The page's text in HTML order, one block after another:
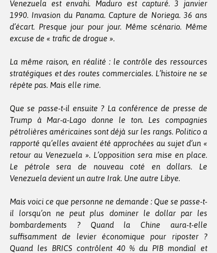
Venezuela est envahi. Maduro est capturé. 3 janvier
1990. Invasion du Panama. Capture de Noriega. 36 ans
d’écart. Presque jour pour jour. Même scénario. Même
excuse de « trafic de drogue ».
La même raison, en réalité : le contrôle des ressources
stratégiques et des routes commerciales. L’histoire ne se
répète pas. Mais elle rime.
Que se passe-t-il ensuite ? La conférence de presse de
Trump à Mar-a-Lago donne le ton. Les compagnies
pétrolières américaines sont déjà sur les rangs. Politico a
rapporté qu’elles avaient été approchées au sujet d’un «
retour au Venezuela ». L’opposition sera mise en place.
Le pétrole sera de nouveau coté en dollars. Le
Venezuela devient un autre Irak. Une autre Libye.
Mais voici ce que personne ne demande : Que se passe-t-
il lorsqu’on ne peut plus dominer le dollar par les
bombardements ? Quand la Chine aura-t-elle
suffisamment de levier économique pour riposter ?
Quand les BRICS contrôlent 40 % du PIB mondial et